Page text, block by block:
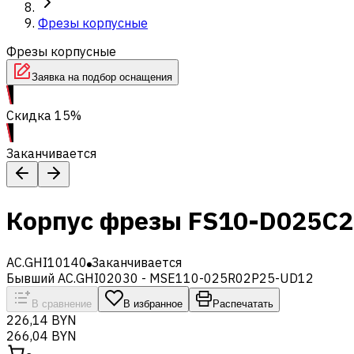
Фрезы корпусные
Фрезы корпусные
Заявка на подбор оснащения
Скидка 15%
Заканчивается
Корпус фрезы FS10-
AC.GHI10140 Заканчивается
Бывший AC.GHI02030 - MSE110-025R02P25-UD12
В сравнение В избранное Распечатать
226,14 BYN
266,04 BYN